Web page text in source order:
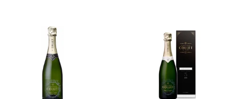
Collet Brut Blanc de Noirs
Premier Cru: výjimečné bílé
šampaňské z hroznů Pinot
Noir. Zraje pět let, s 13 %
rezervního vína pro bohatou
Collet Brut Blanc de Blancs
Premier Cru je luxusní
šampaňské z hroznů
Chardonnay z prestižních
vinic Premier Cru a Grand
Cru. Objevte sílu, něhu a...